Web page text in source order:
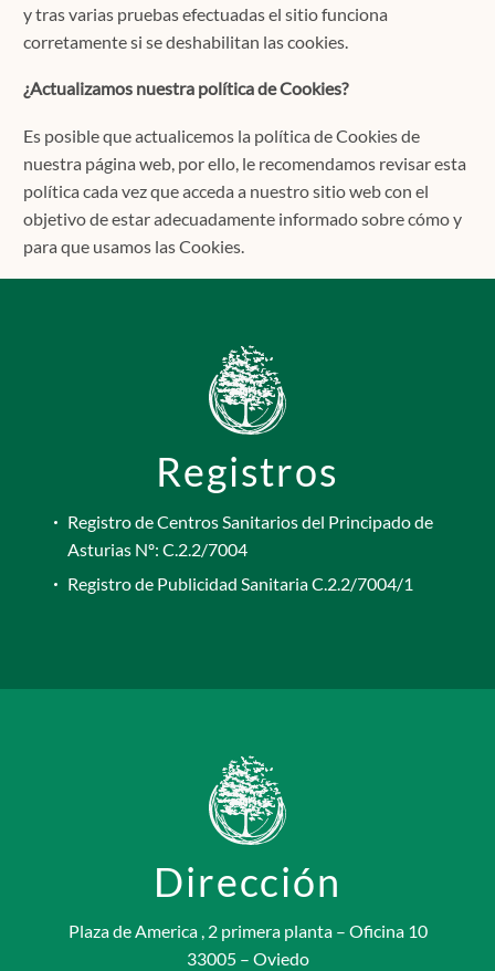
y tras varias pruebas efectuadas el sitio funciona
corretamente si se deshabilitan las cookies.
¿Actualizamos nuestra política de Cookies?
Es posible que actualicemos la política de Cookies de
nuestra página web, por ello, le recomendamos revisar esta
política cada vez que acceda a nuestro sitio web con el
objetivo de estar adecuadamente informado sobre cómo y
para que usamos las Cookies.
Registros
Registro de Centros Sanitarios del Principado de
Asturias Nº: C.2.2/7004
Registro de Publicidad Sanitaria C.2.2/7004/1
Dirección
Plaza de America , 2 primera planta – Oficina 10
33005 – Oviedo